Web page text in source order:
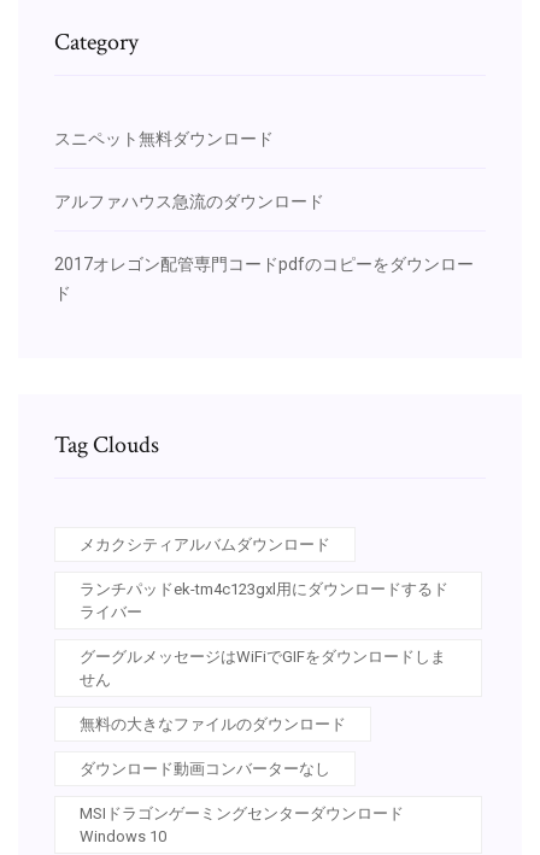
Category
スニペット無料ダウンロード
アルファハウス急流のダウンロード
2017オレゴン配管専門コードpdfのコピーをダウンロー
ド
Tag Clouds
メカクシティアルバムダウンロード
ランチパッドek-tm4c123gxl用にダウンロードするド
ライバー
グーグルメッセージはWiFiでGIFをダウンロードしま
せん
無料の大きなファイルのダウンロード
ダウンロード動画コンバーターなし
MSIドラゴンゲーミングセンターダウンロード
Windows 10